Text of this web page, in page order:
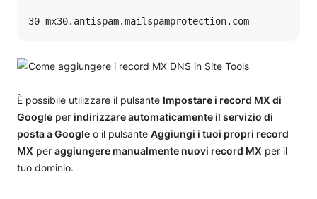
30 mx30.antispam.mailspamprotection.com
È possibile utilizzare il pulsante Impostare i record MX di
Google per indirizzare automaticamente il servizio di
posta a Google o il pulsante Aggiungi i tuoi propri record
MX per aggiungere manualmente nuovi record MX per il
tuo dominio.